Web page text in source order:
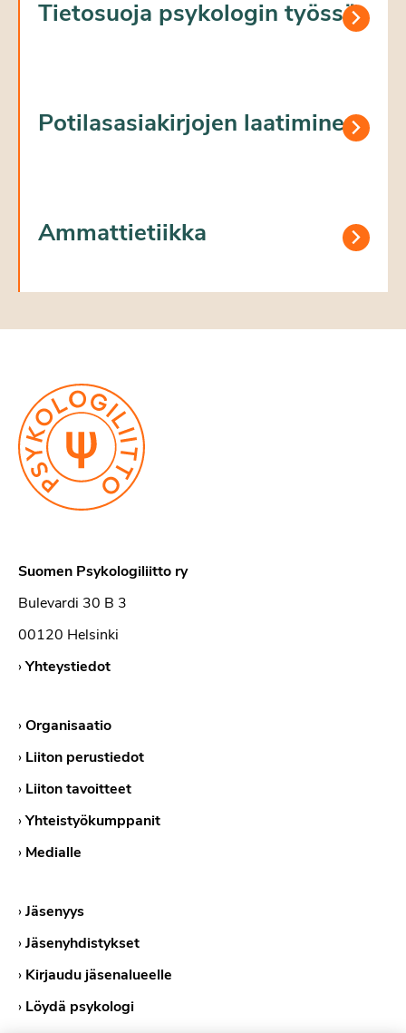
Tietosuoja psykologin työssä
Potilasasiakirjojen laatiminen
Ammattietiikka
Suomen Psykologiliitto ry
Bulevardi 30 B 3
00120 Helsinki
›Yhteystiedot
›Organisaatio
› Liiton perustiedot
› Liiton tavoitteet
›Yhteistyökumppanit
› Medialle
›Jäsenyys
›Jäsenyhdistykset
› Kirjaudu jäsenalueelle
› Löydä psykologi